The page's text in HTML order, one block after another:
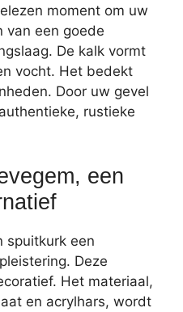
moment om uw
van een goede
De kalk vormt
vocht. Het bedekt
Door uw gevel
rustieke
een
spuitkurk een
Deze
Het materiaal,
en acrylhars, wordt